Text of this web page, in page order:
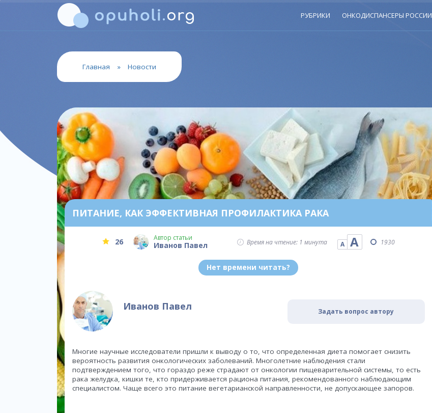
РУБРИКИ ОНКОДИСПАНСЕРЫ РОССИИ
Главная » Новости
ПИТАНИЕ, КАК ЭФФЕКТИВНАЯ ПРОФИЛАКТИКА РАКА
26 Автор статьи
Иванов Павел Время на чтение: 1 минута А А 1930
Нет времени читать?
Иванов Павел Задать вопрос автору
Многие научные исследователи пришли к выводу о то, что определенная диета помогает снизить
вероятность развития онкологических заболеваний. Многолетние наблюдения стали
подтверждением того, что гораздо реже страдают от онкологии пищеварительной системы, то есть
рака желудка, кишки те, кто придерживается рациона питания, рекомендованного наблюдающим
специалистом. Чаще всего это питание вегетарианской направленности, не допускающее запоров.